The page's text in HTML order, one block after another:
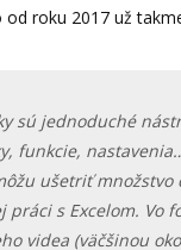
od roku 2017 už
sú jednoduché
funkcie,
ušetriť množstvo
práci s Excelom. Vo
videa (väčšinou